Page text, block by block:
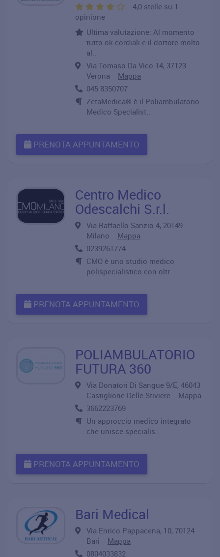
4,0 stelle su 1
opinione
Ultima valutazione: Al momento
tutto ok cordiali e il dottore molto
al..
Via Tomaso Da Vico 14, 37123
Verona Mappa
045 8350707
ZetaMedica® è il Poliambulatorio
Medico Specialist..
PRENOTA APPUNTAMENTO
Centro Medico
Odescalchi S.r.l.
Via Raffaello Sanzio 4, 20149
Milano Mappa
0239261774
CMO è uno studio medico
polispecialistico con oltr..
PRENOTA APPUNTAMENTO
POLIAMBULATORIO
FUTURA 360
Via Donatori Di Sangue 9/E, 46043
Castiglione Delle Stiviere Mappa
3662223769
Un approccio medico integrato
che unisce specialis..
PRENOTA APPUNTAMENTO
Bari Medical
Via Enrico Pappacena, 10, 70124
Bari Mappa
0804033832